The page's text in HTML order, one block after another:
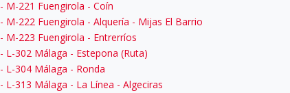
- M-221 Fuengirola - Coín
- M-222 Fuengirola - Alquería - Mijas El Barrio
- M-223 Fuengirola - Entrerríos
- L-302 Málaga - Estepona (Ruta)
- L-304 Málaga - Ronda
- L-313 Málaga - La Línea - Algeciras